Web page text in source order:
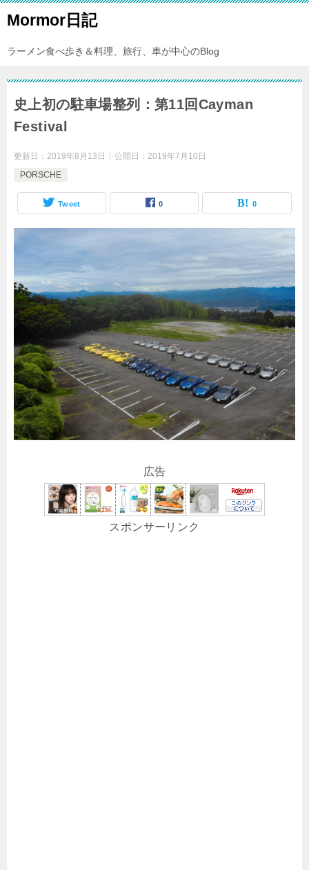
Mormor日記
ラーメン食べ歩き＆料理、旅行、車が中心のBlog
史上初の駐車場整列：第11回Cayman
Festival
更新日： 2019年8月13日 公開日： 2019年7月10日
PORSCHE
Tweet 0 0
広告
スポンサーリンク